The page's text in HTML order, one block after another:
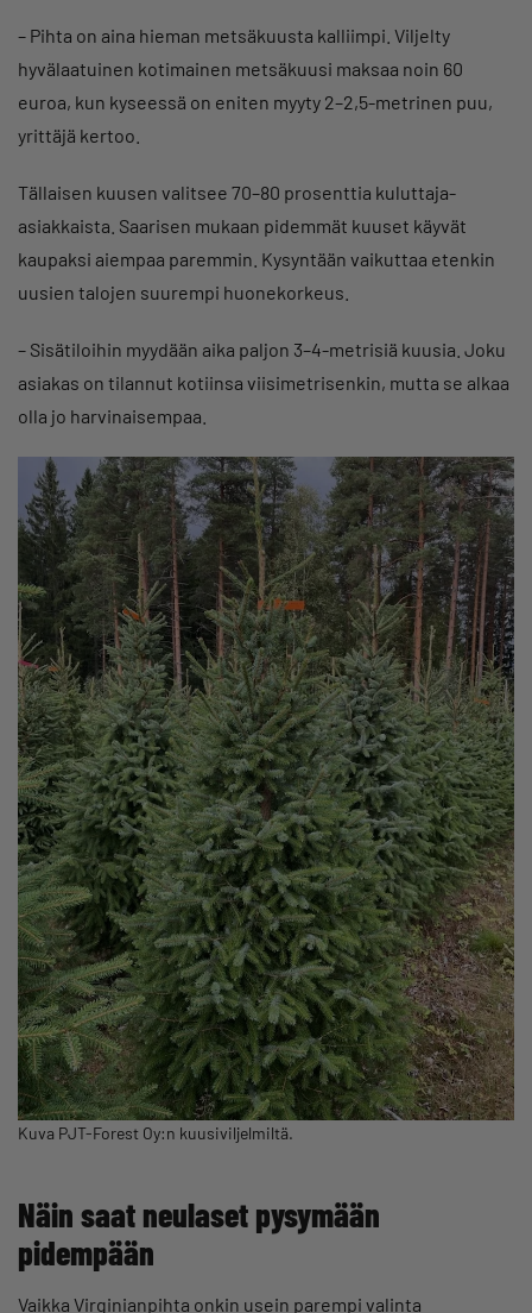
– Pihta on aina hieman metsäkuusta kalliimpi. Viljelty
hyvälaatuinen kotimainen metsäkuusi maksaa noin 60
euroa, kun kyseessä on eniten myyty 2–2,5-metrinen puu,
yrittäjä kertoo.
Tällaisen kuusen valitsee 70–80 prosenttia kuluttaja-
asiakkaista. Saarisen mukaan pidemmät kuuset käyvät
kaupaksi aiempaa paremmin. Kysyntään vaikuttaa etenkin
uusien talojen suurempi huonekorkeus.
– Sisätiloihin myydään aika paljon 3–4-metrisiä kuusia. Joku
asiakas on tilannut kotiinsa viisimetrisenkin, mutta se alkaa
olla jo harvinaisempaa.
Kuva PJT-Forest Oy:n kuusiviljelmiltä.
Näin saat neulaset pysymään
pidempään
Vaikka Virginianpihta onkin usein parempi valinta